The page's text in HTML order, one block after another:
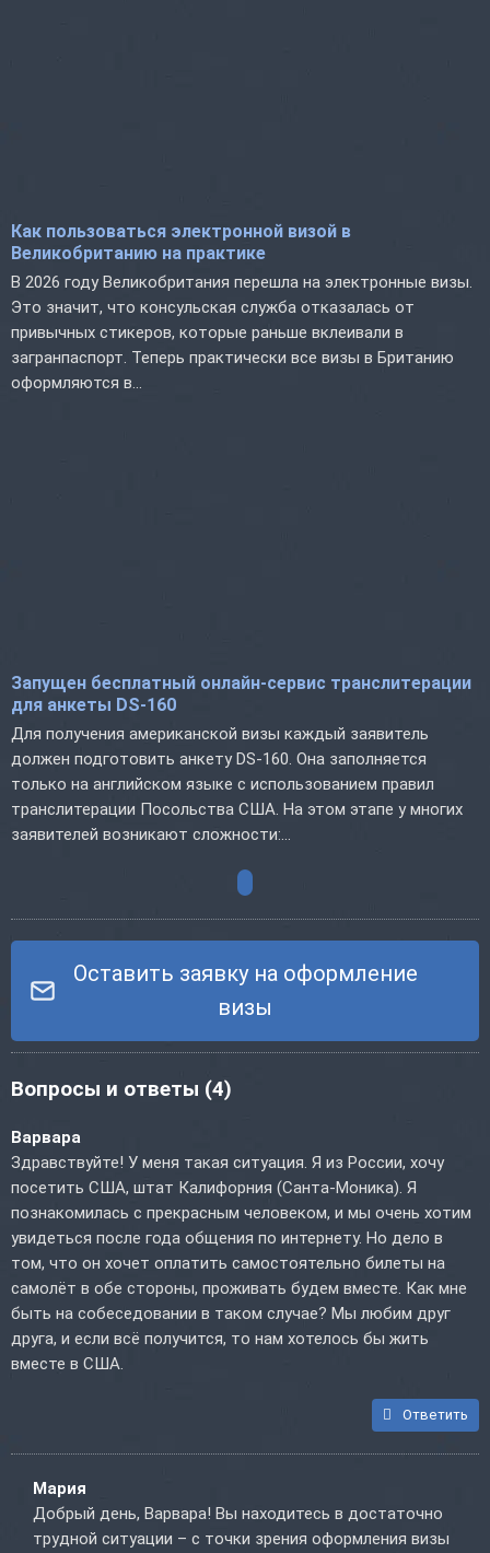
Как пользоваться электронной визой в
Великобританию на практике
В 2026 году Великобритания перешла на электронные визы.
Это значит, что консульская служба отказалась от
привычных стикеров, которые раньше вклеивали в
загранпаспорт. Теперь практически все визы в Британию
оформляются в...
Запущен бесплатный онлайн-сервис транслитерации
для анкеты DS-160
Для получения американской визы каждый заявитель
должен подготовить анкету DS-160. Она заполняется
только на английском языке с использованием правил
транслитерации Посольства США. На этом этапе у многих
заявителей возникают сложности:...
Оставить заявку на оформление
визы
Вопросы и ответы (4)
Варвара
Здравствуйте! У меня такая ситуация. Я из России, хочу
посетить США, штат Калифорния (Санта-Моника). Я
познакомилась с прекрасным человеком, и мы очень хотим
увидеться после года общения по интернету. Но дело в
том, что он хочет оплатить самостоятельно билеты на
самолёт в обе стороны, проживать будем вместе. Как мне
быть на собеседовании в таком случае? Мы любим друг
друга, и если всё получится, то нам хотелось бы жить
вместе в США.
Ответить
Мария
Добрый день, Варвара! Вы находитесь в достаточно
трудной ситуации – с точки зрения оформления визы